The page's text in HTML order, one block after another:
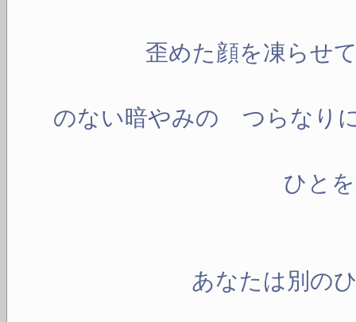
歪めた顔を凍らせ
のない暗やみの つらなり
ひとを 責め
あなたは別のひと